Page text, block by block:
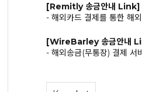
[Remitly 송금안내 Link]
- 해외카드 결제를 통한 해
[WireBarley 송금안내
- 해외송금(무통장) 결제 서